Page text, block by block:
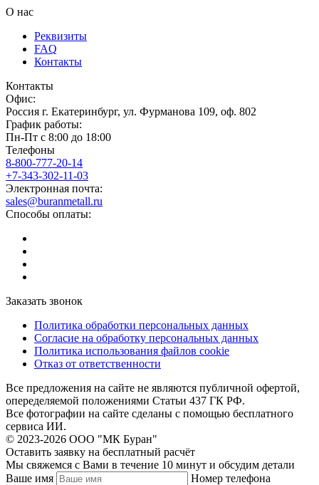
О нас
Реквизиты
FAQ
Контакты
Контакты
Офис:
Россия г. Екатеринбург, ул. Фурманова 109, оф. 802
График работы:
Пн-Пт с 8:00 до 18:00
Телефоны
8-800-777-20-14
+7-343-302-11-03
Электронная почта:
sales@buranmetall.ru
Способы оплаты:
Заказать звонок
Политика обработки персональных данных
Согласие на обработку персональных данных
Политика использования файлов cookie
Отказ от ответственности
Все предложения на сайте не являются публичной офертой,
опеределяемой положениями Статьи 437 ГК РФ.
Все фотографии на сайте сделаны с помощью бесплатного
сервиса ИИ.
© 2023-2026 ООО "МК Буран"
Оставить заявку на бесплатный расчёт
Мы свяжемся с Вами в течение 10 минут и обсудим детали
Ваше имя
Номер телефона